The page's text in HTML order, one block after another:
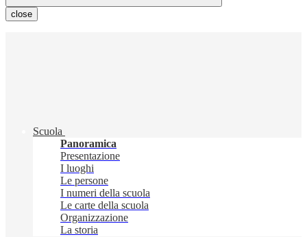
close
Scuola
Panoramica
Presentazione
I luoghi
Le persone
I numeri della scuola
Le carte della scuola
Organizzazione
La storia